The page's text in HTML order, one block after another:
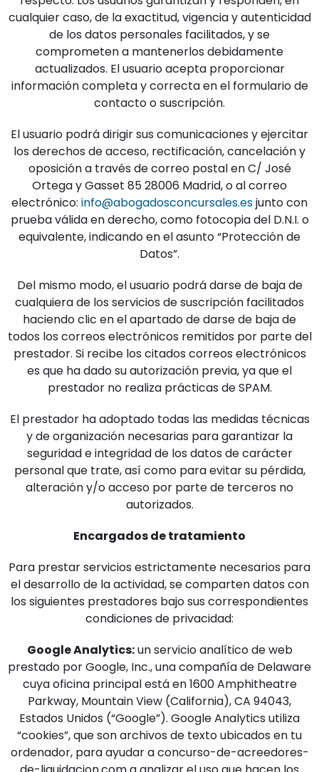
cualquier caso, de la exactitud, vigencia y autenticidad
de los datos personales facilitados, y se
comprometen a mantenerlos debidamente
actualizados. El usuario acepta proporcionar
información completa y correcta en el formulario de
contacto o suscripción.
El usuario podrá dirigir sus comunicaciones y ejercitar
los derechos de acceso, rectificación, cancelación y
oposición a través de correo postal en C/ José
Ortega y Gasset 85 28006 Madrid, o al correo
electrónico: info@abogadosconcursales.esjunto con
prueba válida en derecho, como fotocopia del D.N.I. o
equivalente, indicando en el asunto “Protección de
Datos”.
Del mismo modo, el usuario podrá darse de baja de
cualquiera de los servicios de suscripción facilitados
haciendo clic en el apartado de darse de baja de
todos los correos electrónicos remitidos por parte del
prestador. Si recibe los citados correos electrónicos
es que ha dado su autorización previa, ya que el
prestador no realiza prácticas de SPAM.
El prestador ha adoptado todas las medidas técnicas
y de organización necesarias para garantizar la
seguridad e integridad de los datos de carácter
personal que trate, así como para evitar su pérdida,
alteración y/o acceso por parte de terceros no
autorizados.
Encargados de tratamiento
Para prestar servicios estrictamente necesarios para
el desarrollo de la actividad, se comparten datos con
los siguientes prestadores bajo sus correspondientes
condiciones de privacidad:
Google Analytics:un servicio analítico de web
prestado por Google, Inc., una compañía de Delaware
cuya oficina principal está en 1600 Amphitheatre
Parkway, Mountain View (California), CA 94043,
Estados Unidos (“Google”). Google Analytics utiliza
“cookies”, que son archivos de texto ubicados en tu
ordenador, para ayudar a concurso-de-acreedores-